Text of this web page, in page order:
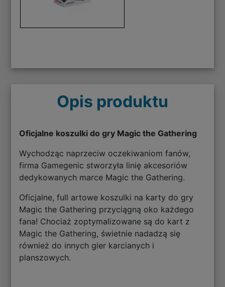
Opis produktu
Oficjalne koszulki do gry Magic the Gathering
Wychodząc naprzeciw oczekiwaniom fanów,
firma Gamegenic stworzyła linię akcesoriów
dedykowanych marce Magic the Gathering.
Oficjalne, full artowe koszulki na karty do gry
Magic the Gathering przyciągną oko każdego
fana! Chociaż zoptymalizowane są do kart z
Magic the Gathering, świetnie nadadzą się
również do innych gier karcianych i
planszowych.